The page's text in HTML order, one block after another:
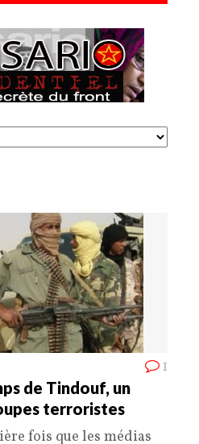
1
de Tindouf, un
terroristes
fois que les médias